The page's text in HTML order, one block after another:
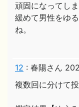
頑固になってし
緩めて男性をゆ
ね。
12 : 春陽さん
複数回に分けて